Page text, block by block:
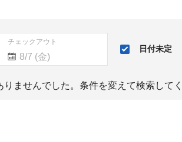
チェックアウト
Navigate
to
日付未定
ませんでした。条件を変えて検索してく